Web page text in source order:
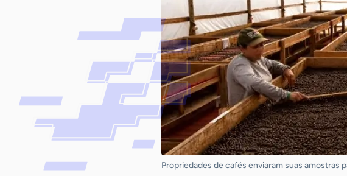
Propriedades de cafés enviaram suas amostras